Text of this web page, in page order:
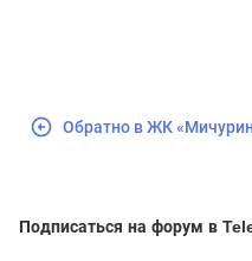
Обратно в ЖК
Подписаться на форум в